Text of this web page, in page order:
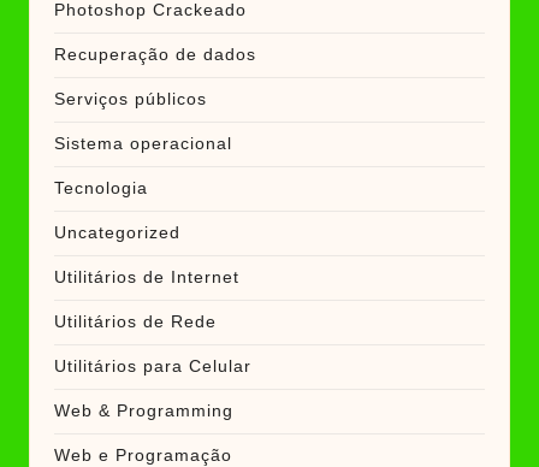
Photoshop Crackeado
Recuperação de dados
Serviços públicos
Sistema operacional
Tecnologia
Uncategorized
Utilitários de Internet
Utilitários de Rede
Utilitários para Celular
Web & Programming
Web e Programação